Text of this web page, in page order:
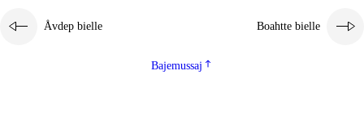
Åvdep bielle Boahtte bielle
Bajemussaj